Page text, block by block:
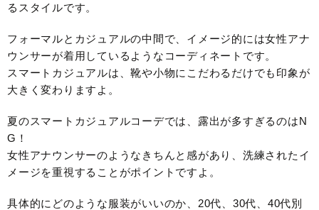
るスタイルです。
フォーマルとカジュアルの中間で、イメージ的には女性アナ
ウンサーが着用しているようなコーディネートです。
スマートカジュアルは、靴や小物にこだわるだけでも印象が
大きく変わりますよ。
夏のスマートカジュアルコーデでは、露出が多すぎるのはN
G！
女性アナウンサーのようなきちんと感があり、洗練されたイ
メージを重視することがポイントですよ。
具体的にどのような服装がいいのか、20代、30代、40代別